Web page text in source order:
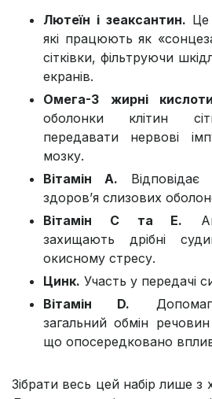
Лютеїн і зеаксантин. Це
які працюють як
сітківки, фільтруючи
екранів.
Омега-3 жирні
оболонки клітин
передавати нервові
мозку.
Вітамін A.
здоров’я слизових
Вітамін C та E.
захищають дрібні
окисному стресу.
Цинк. Участь у передачі
Вітамін D.
загальний обмін речовин
що опосередковано
Зібрати весь цей набір лише з